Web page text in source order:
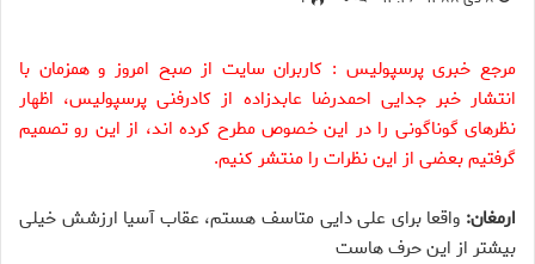
مرجع خبری پرسپولیس : کاربران سایت از صبح امروز و همزمان با
انتشار خبر جدایی احمدرضا عابدزاده از کادرفنی پرسپولیس، اظهار
نظرهای گوناگونی را در این خصوص مطرح کرده اند، از این رو تصمیم
گرفتیم بعضی از این نظرات را منتشر کنیم.
ارمغان: واقعا برای علی دایی متاسف هستم، عقاب آسیا ارزشش خیلی
بیشتر از این حرف هاست